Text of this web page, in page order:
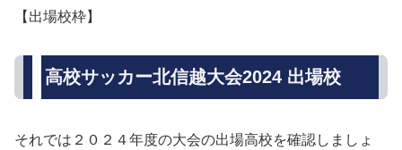
【出場校枠】
高校サッカー北信越大会2024 出場校
それでは２０２４年度の大会の出場高校を確認しましょ